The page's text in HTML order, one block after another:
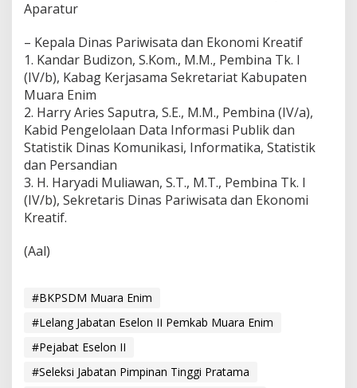
Aparatur
– Kepala Dinas Pariwisata dan Ekonomi Kreatif
1. Kandar Budizon, S.Kom., M.M., Pembina Tk. I
(IV/b), Kabag Kerjasama Sekretariat Kabupaten
Muara Enim
2. Harry Aries Saputra, S.E., M.M., Pembina (IV/a),
Kabid Pengelolaan Data Informasi Publik dan
Statistik Dinas Komunikasi, Informatika, Statistik
dan Persandian
3. H. Haryadi Muliawan, S.T., M.T., Pembina Tk. I
(IV/b), Sekretaris Dinas Pariwisata dan Ekonomi
Kreatif.
(Aal)
#BKPSDM Muara Enim
#Lelang Jabatan Eselon II Pemkab Muara Enim
#Pejabat Eselon II
#Seleksi Jabatan Pimpinan Tinggi Pratama